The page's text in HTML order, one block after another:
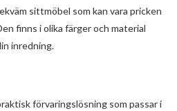
sittmöbel som kan vara pricken
finns i olika färger och material
inredning.
förvaringslösning som passar i